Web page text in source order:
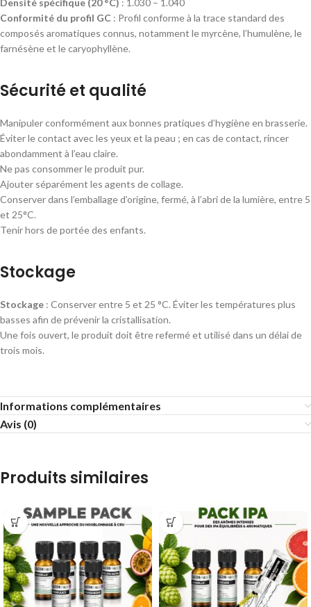
Densité spécifique (20 °C) : 1.030 – 1.040
Conformité du profil GC : Profil conforme à la trace standard des
composés aromatiques connus, notamment le myrcène, l’humulène, le
farnésène et le caryophyllène.
Sécurité et qualité
Manipuler conformément aux bonnes pratiques d’hygiène en brasserie.
Éviter le contact avec les yeux et la peau ; en cas de contact, rincer
abondamment à l’eau claire.
Ne pas consommer le produit pur.
Ajouter séparément les agents de collage.
Conserver dans l’emballage d’origine, fermé, à l’abri de la lumière, entre 5
et 25°C.
Tenir hors de portée des enfants.
Stockage
Stockage : Conserver entre 5 et 25 °C. Éviter les températures plus
basses afin de prévenir la cristallisation.
Une fois ouvert, le produit doit être refermé et utilisé dans un délai de
trois mois.
Informations complémentaires
Avis (0)
Produits similaires